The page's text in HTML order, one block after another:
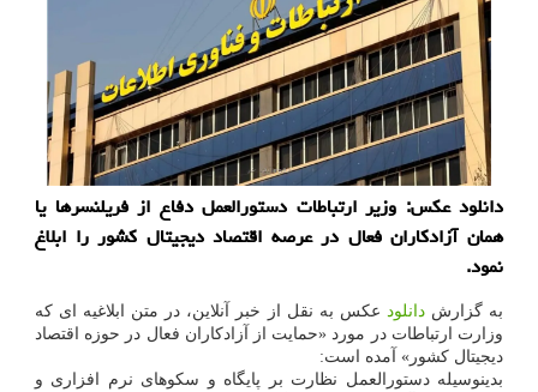
دانلود عکس: وزیر ارتباطات دستورالعمل دفاع از فریلنسرها یا
همان آزادکاران فعال در عرصه اقتصاد دیجیتال کشور را ابلاغ
نمود.
به گزارشدانلود عکس به نقل از خبر آنلاین، در متن ابلاغیه ای که
وزارت ارتباطات در مورد «حمایت از آزادکاران فعال در حوزه اقتصاد
دیجیتال کشور» آمده است:
بدینوسیله دستورالعمل نظارت بر پایگاه و سکوهای نرم افزاری و